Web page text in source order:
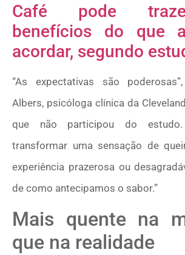
Café pode
benefícios do que
acordar, segundo
“As expectativas são
Albers, psicóloga clínica da
que não participou do estudo.
transformar uma sensação de
experiência prazerosa ou
de como antecipamos o sabor.”
Mais quente na
que na realidade